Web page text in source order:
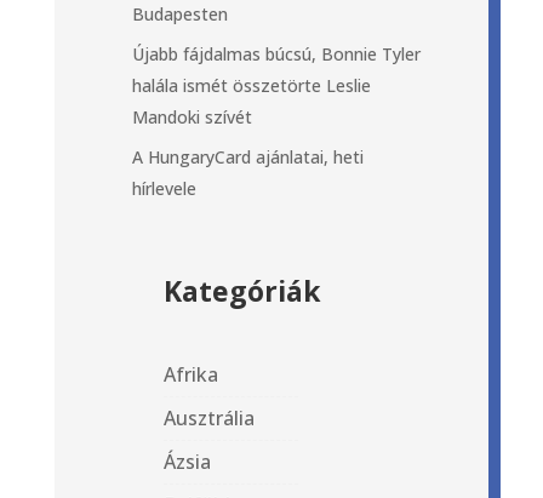
Budapesten
Újabb fájdalmas búcsú, Bonnie Tyler
halála ismét összetörte Leslie
Mandoki szívét
A HungaryCard ajánlatai, heti
hírlevele
Kategóriák
Afrika
Ausztrália
Ázsia